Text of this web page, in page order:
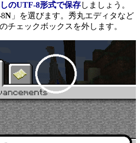
のUTF-8形式で保存しましょう。
N 」を選びます。秀丸エディタなど
チェックボックスを外します。